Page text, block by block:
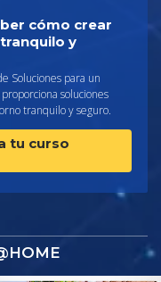
cómo crear
y
Soluciones para un
soluciones
tranquilo y seguro.
tu curso